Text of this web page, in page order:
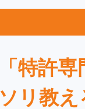
「特許
ソリ教え